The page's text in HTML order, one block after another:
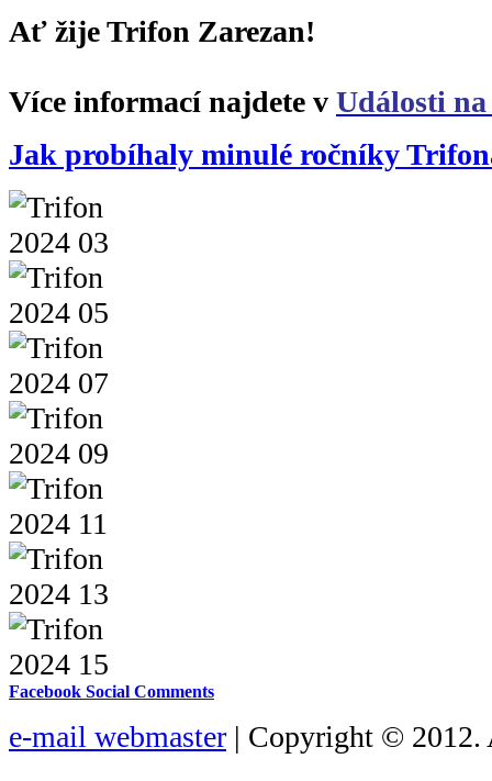
Ať žije Trifon Zarezan!
Více informací najdete v Události
Jak probíhaly minulé ročníky
Facebook Social Comments
e-mail webmaster | Copyright © 2012.